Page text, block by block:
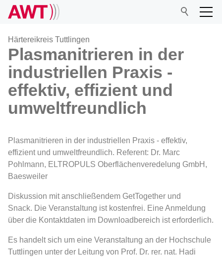
AWT
Netzwerk
Veranstaltungen
Forschung
Mitgliedschaft
Härtereikreis Tuttlingen
Plasmanitrieren in der
industriellen Praxis -
effektiv, effizient und
umweltfreundlich
Plasmanitrieren in der industriellen Praxis - effektiv,
effizient und umweltfreundlich. Referent: Dr. Marc
Pohlmann, ELTROPULS Oberflächenveredelung GmbH,
Baesweiler
Diskussion mit anschließendem GetTogether und
Snack. Die Veranstaltung ist kostenfrei. Eine Anmeldung
über die Kontaktdaten im Downloadbereich ist erforderlich.
Es handelt sich um eine Veranstaltung an der Hochschule
Tuttlingen unter der Leitung von Prof. Dr. rer. nat. Hadi